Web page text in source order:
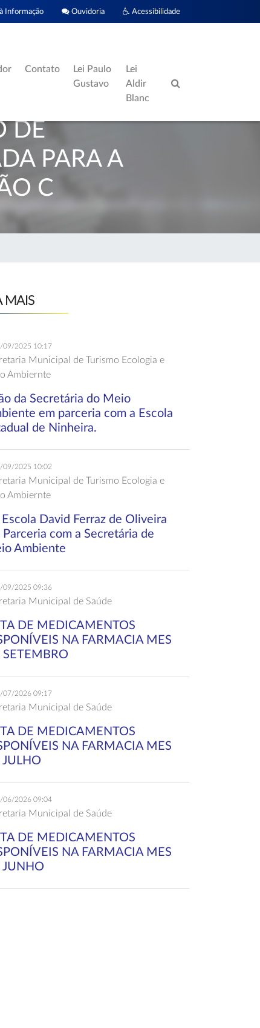
Acessibilidade
Ouvidoria
Informação
Contato
Lei Paulo
Gustavo
Lei
Aldir
Blanc
DE
PARA A
C
MAIS
2025 10:17
Municipal de Turismo Ecologia e
Ambiernte
da Secretária do Meio
em parceria com a Escola
de Ninheira.
2025 10:02
Municipal de Turismo Ecologia e
Ambiernte
Escola David Ferraz de Oliveira
Parceria com a Secretária de
Ambiente
2025 09:36
Municipal de Saúde
DE MEDICAMENTOS
NA FARMACIA MES
SETEMBRO
2026 09:17
Municipal de Saúde
DE MEDICAMENTOS
NA FARMACIA MES
JULHO
2026 09:04
Municipal de Saúde
DE MEDICAMENTOS
NA FARMACIA MES
JUNHO